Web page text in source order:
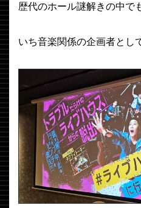
歴代のホール謎解きの中で
いち音楽関係の企画者とし